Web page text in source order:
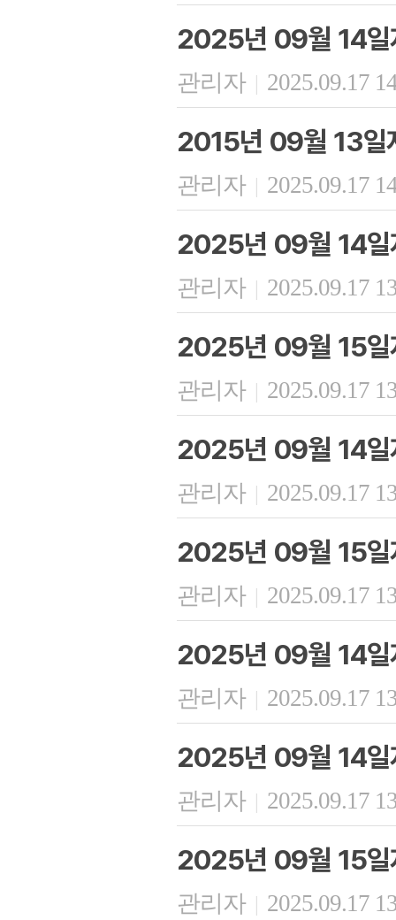
2025년 09월 14
관리자 | 2025.09.17
2015년 09월 13
관리자 | 2025.09.17
2025년 09월 14
관리자 | 2025.09.17
2025년 09월 15일
관리자 | 2025.09.17
2025년 09월 14일
관리자 | 2025.09.17
2025년 09월 15일
관리자 | 2025.09.17
2025년 09월 14일
관리자 | 2025.09.17
2025년 09월 14일
관리자 | 2025.09.17
2025년 09월 15
관리자 | 2025.09.17